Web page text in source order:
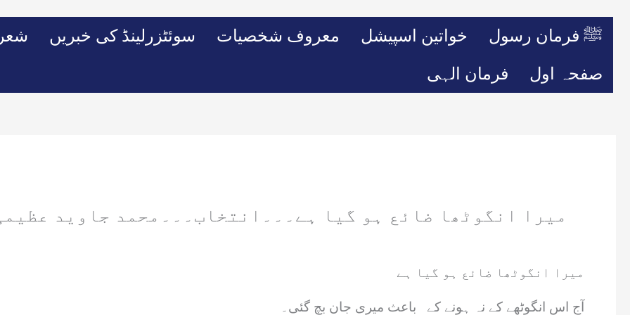
سوئٹزرلینڈ کی خبریں معروف شخصیات خواتین اسپیشل ﷺ فرمان رسول
فرمان الہی صفحہ اول
میرا انگوٹھا ضائع ہو گیا ہے۔۔۔انتخاب۔۔۔محمد جاوید
میرا انگوٹھا ضائع ہو گیا ہے
آج اس انگوٹھے کے نہ ہونے کے باعث میری جان بچ گئی۔